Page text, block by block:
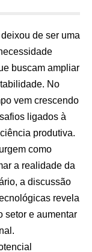
de ser uma
buscam ampliar
No
vem crescendo
ligados à
produtiva.
como
a realidade da
a discussão
revela
setor e aumentar